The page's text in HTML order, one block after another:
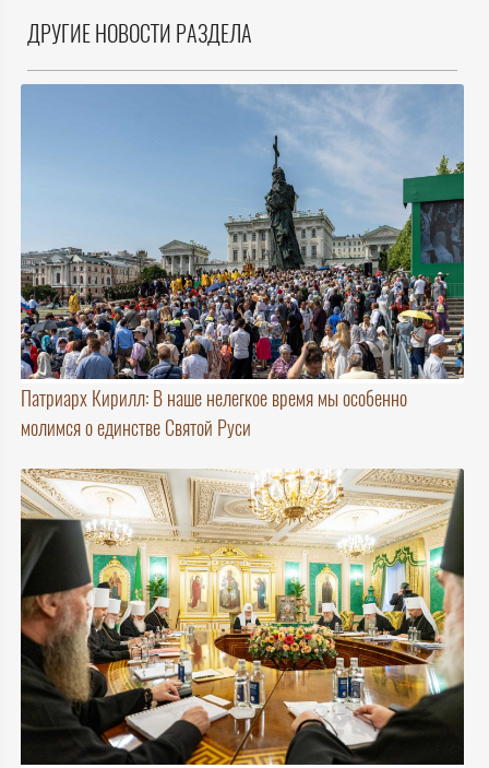
ДРУГИЕ НОВОСТИ РАЗДЕЛА
Патриарх Кирилл: В наше нелегкое время мы особенно
молимся о единстве Святой Руси